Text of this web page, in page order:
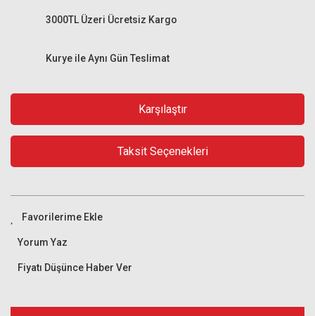
Kurye ile Aynı Gün Teslimat
3000TL Üzeri Ücretsiz Kargo
Karşılaştır
Taksit Seçenekleri
Yorum Yaz
Fiyatı Düşünce Haber Ver